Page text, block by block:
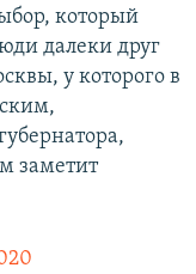
который
далеки друг
у которого в
заметит